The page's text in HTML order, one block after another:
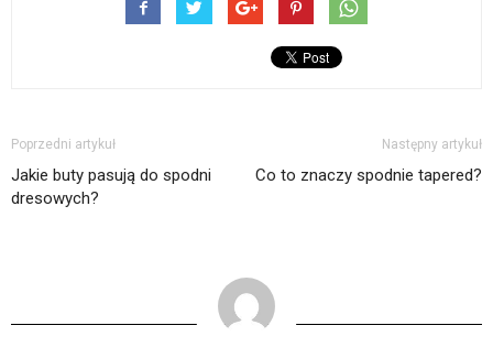
Poprzedni artykuł
Jakie buty pasują do spodni
dresowych?
Następny artykuł
Co to znaczy spodnie tapered?